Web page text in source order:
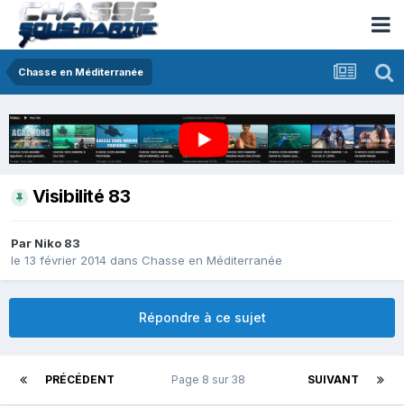
Chasse en Méditerranée
Visibilité 83
Par Niko 83
le 13 février 2014 dans Chasse en Méditerranée
Répondre à ce sujet
PRÉCÉDENT SUIVANT
Page 8 sur 38